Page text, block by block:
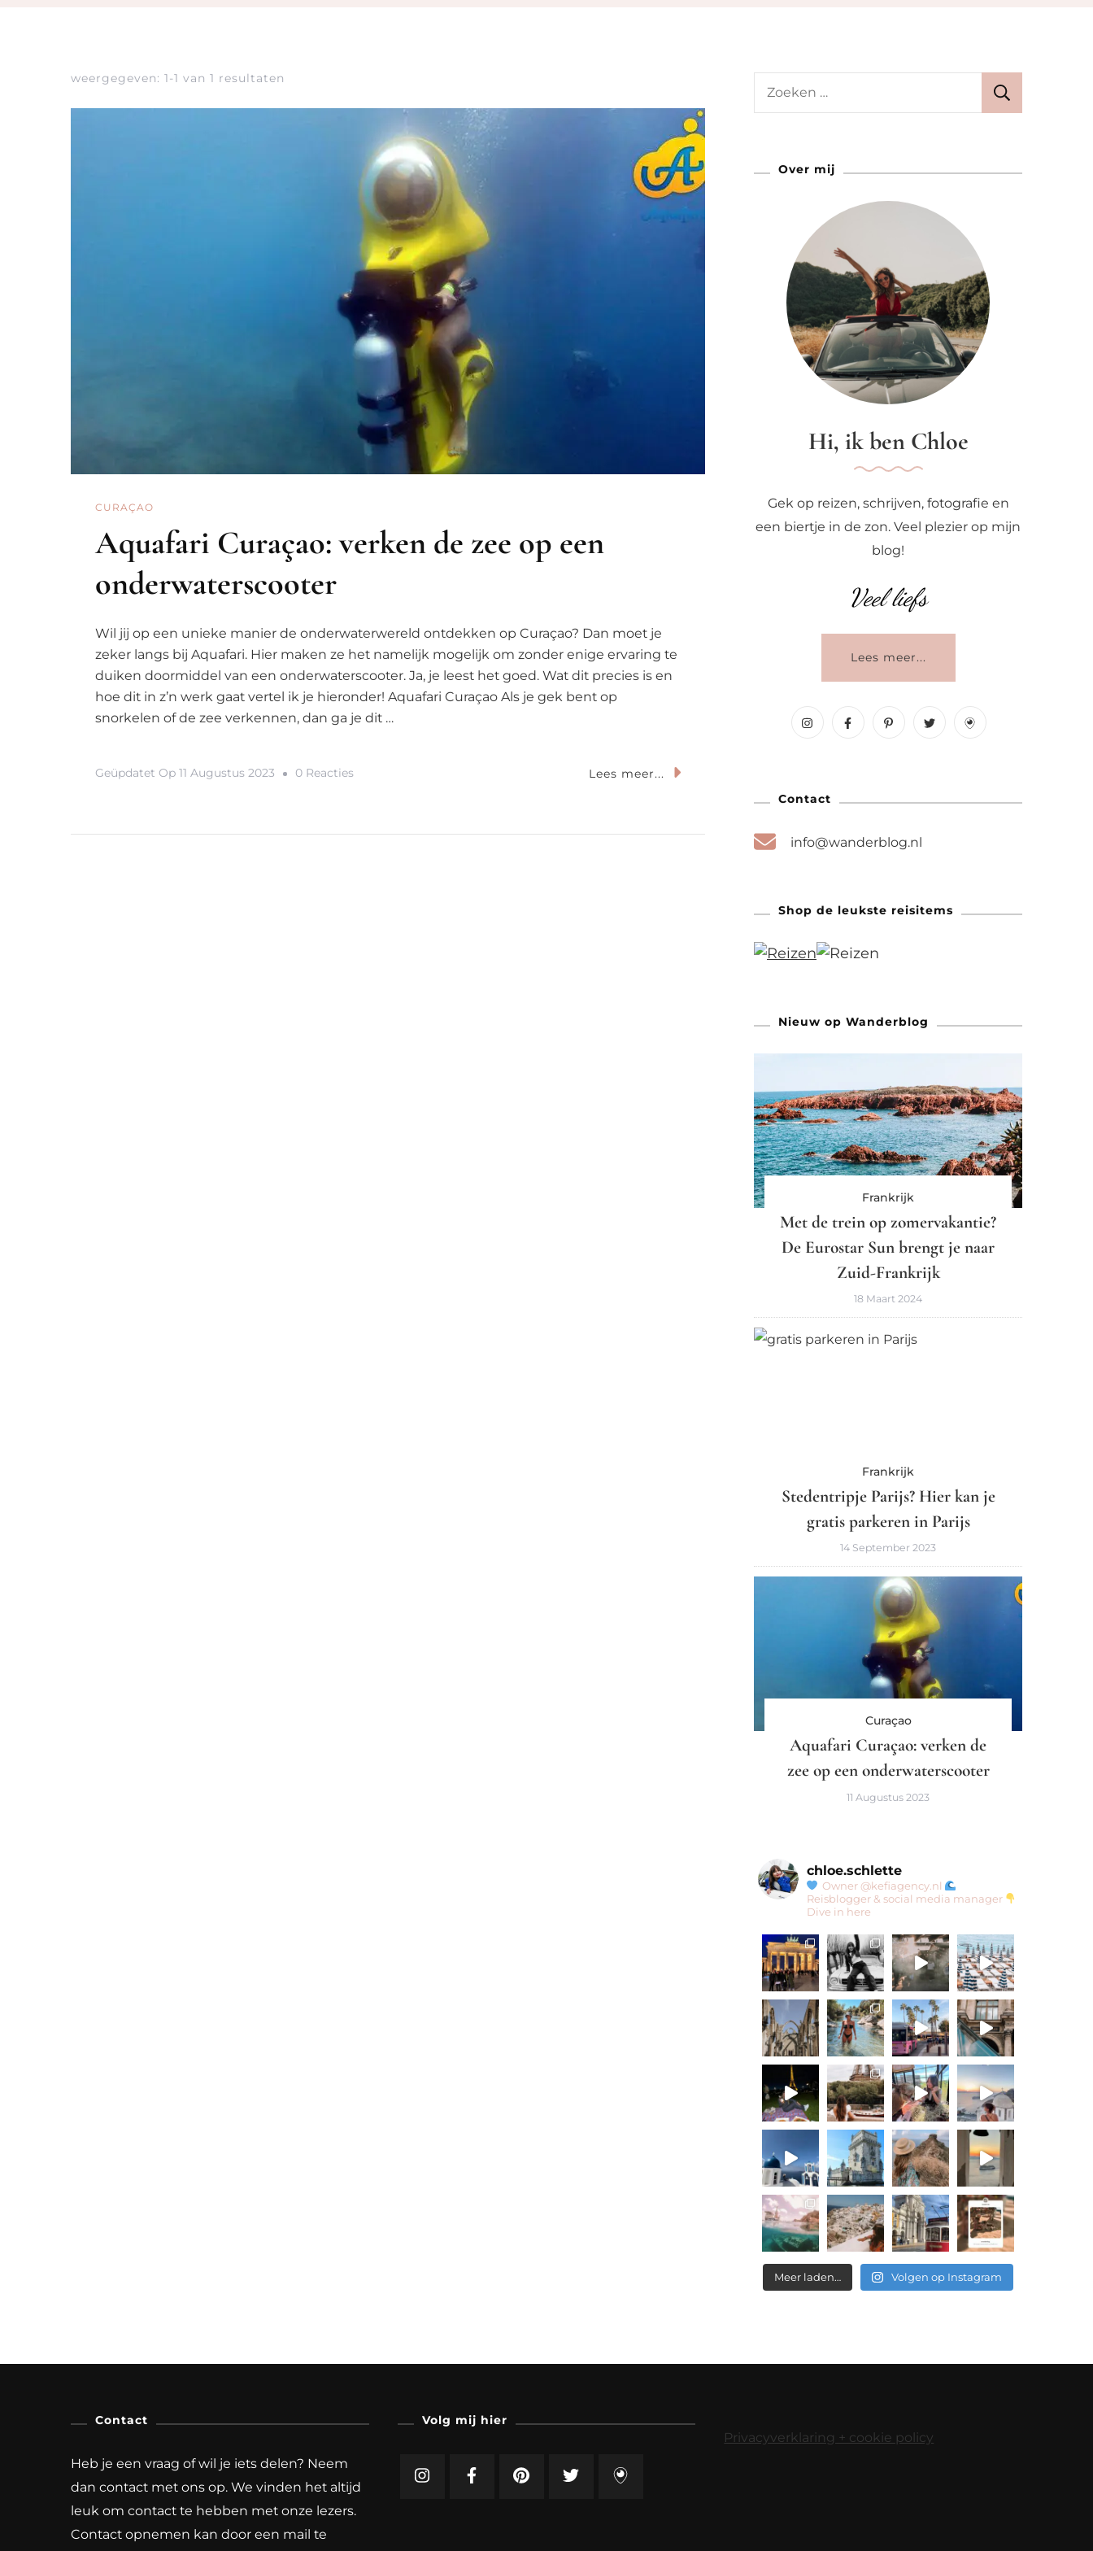
weergegeven: 1-1 van 1 resultaten
CURAÇAO
Aquafari Curaçao: verken de zee op een
onderwaterscooter
Wil jij op een unieke manier de onderwaterwereld ontdekken op Curaçao? Dan moet je
zeker langs bij Aquafari. Hier maken ze het namelijk mogelijk om zonder enige ervaring te
duiken doormiddel van een onderwaterscooter. Ja, je leest het goed. Wat dit precies is en
hoe dit in z’n werk gaat vertel ik je hieronder! Aquafari Curaçao Als je gek bent op
snorkelen of de zee verkennen, dan ga je dit …
Geüpdatet Op 11 Augustus 2023 0 ReactiesOp
Lees meer...
Zoeken
Over mij
Hi, ik ben Chloe
Gek op reizen, schrijven, fotografie en
een biertje in de zon. Veel plezier op mijn
blog!
Veel liefs
Lees meer...
Contact
info@wanderblog.nl
Shop de leukste reisitems
Nieuw op Wanderblog
Frankrijk
Met de trein op zomervakantie?
De Eurostar Sun brengt je naar
Zuid-Frankrijk
18 Maart 2024
Frankrijk
Stedentripje Parijs? Hier kan je
gratis parkeren in Parijs
14 September 2023
Curaçao
Aquafari Curaçao: verken de
zee op een onderwaterscooter
11 Augustus 2023
chloe.schlette
Owner @kefiagency.nl
Reisblogger & social media manager
Dive in here
Meer laden… Volgen op Instagram
Contact
Heb je een vraag of wil je iets delen? Neem
dan contact met ons op. We vinden het altijd
leuk om contact te hebben met onze lezers.
Contact opnemen kan door een mail te
Volg mij hier
Privacyverklaring + cookie policy